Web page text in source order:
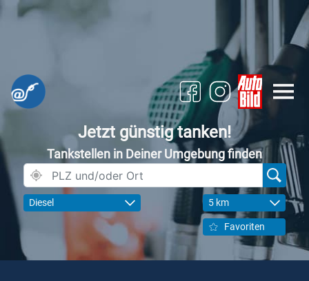
Jetzt günstig tanken!
Tankstellen in Deiner Umgebung finden
Diesel 5 km
Favoriten